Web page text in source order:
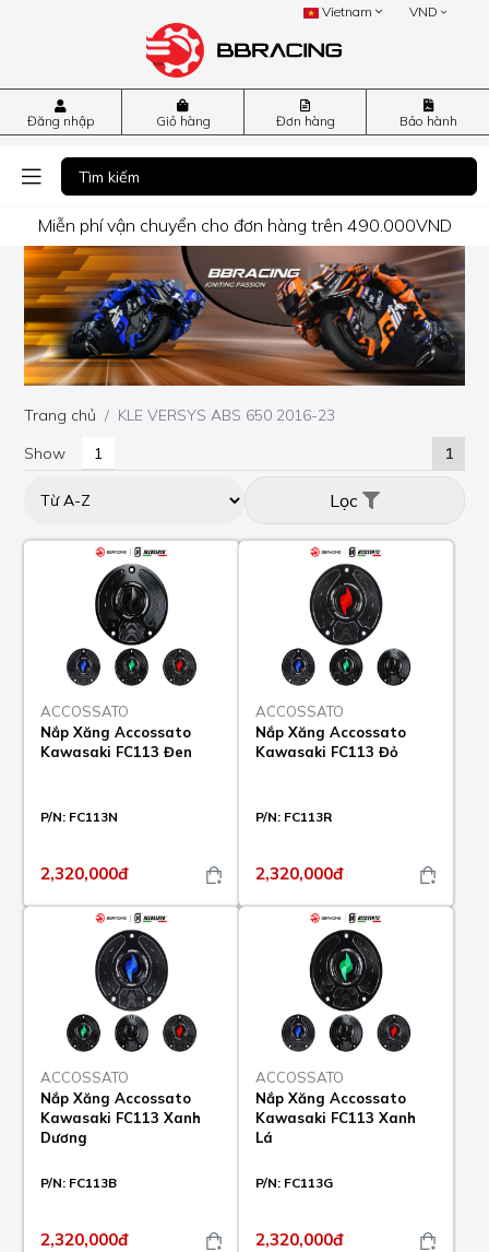
Vietnam VND
Đăng nhập Giỏ hàng Đơn hàng Bảo hành
Miễn phí vận chuyển cho đơn hàng trên 490.000VND
Trang chủ
KLE VERSYS ABS 650 2016-23
Show
1
Lọc
ACCOSSATO
Nắp Xăng Accossato
Kawasaki FC113 Đen
P/N: FC113N
2,320,000đ
ACCOSSATO
Nắp Xăng Accossato
Kawasaki FC113 Đỏ
P/N: FC113R
2,320,000đ
ACCOSSATO
Nắp Xăng Accossato
Kawasaki FC113 Xanh
Dương
P/N: FC113B
2,320,000đ
ACCOSSATO
Nắp Xăng Accossato
Kawasaki FC113 Xanh
Lá
P/N: FC113G
2,320,000đ